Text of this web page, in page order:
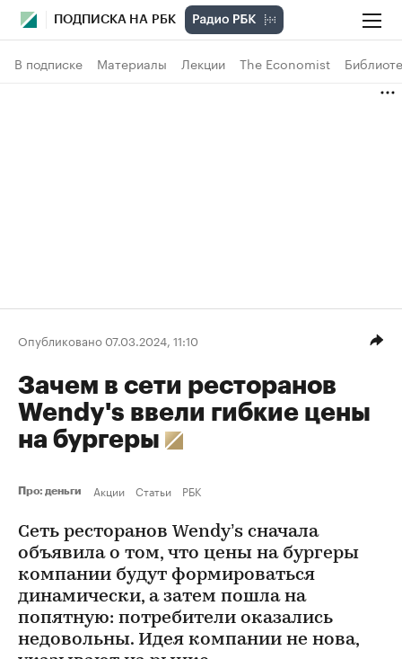
ПОДПИСКА НА РБК
В подписке Материалы Лекции The Economist
Опубликовано 07.03.2024, 11:10
Зачем в сети ресторанов
Wendy's ввели гибкие цены
на бургеры
Про: деньги Акции Статьи РБК
Сеть ресторанов Wendy’s сначала
объявила о том, что цены на бургеры
компании будут формироваться
динамически, а затем пошла на
попятную: потребители оказались
недовольны. Идея компании не нова,